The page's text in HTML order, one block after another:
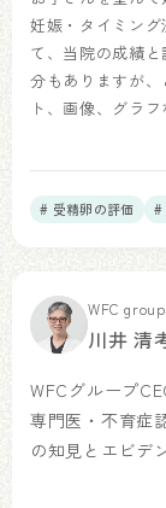
妊娠・タイミン
て、当院の成績
分もありますが
ト、画像、グラ
# 受精卵の評価 #
WFC
川井 清
WFCグループ
専門医・不育症
の知見とエビデ